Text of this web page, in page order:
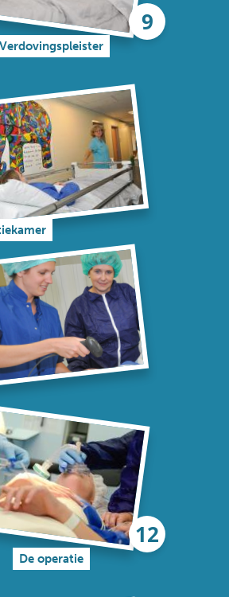
Verdovingspleister
De operatie